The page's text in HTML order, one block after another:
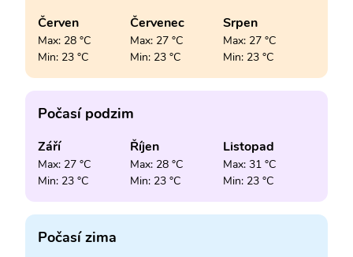
Červen
Max: 28 °C
Min: 23 °C
Červenec
Max: 27 °C
Min: 23 °C
Srpen
Max: 27 °C
Min: 23 °C
Počasí podzim
Září
Max: 27 °C
Min: 23 °C
Říjen
Max: 28 °C
Min: 23 °C
Listopad
Max: 31 °C
Min: 23 °C
Počasí zima